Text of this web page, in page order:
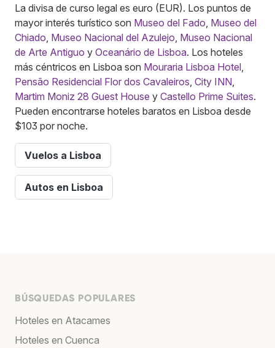
La divisa de curso legal es euro (EUR). Los puntos de
mayor interés turístico son Museo del Fado Museo del
Chiado Museo Nacional del Azulejo Museo Nacional
de Arte Antiguo y Oceanário de Lisboa. Los hoteles
más céntricos en Lisboa son Mouraria Lisboa Hotel
Pensão Residencial Flor dos Cavaleiros City INN
Martim Moniz 28 Guest House y Castello Prime Suites.
Pueden encontrarse hoteles baratos en Lisboa desde
$103 por noche.
Vuelos a Lisboa
Autos en Lisboa
BÚSQUEDAS POPULARES
Hoteles en Atacames
Hoteles en Cuenca